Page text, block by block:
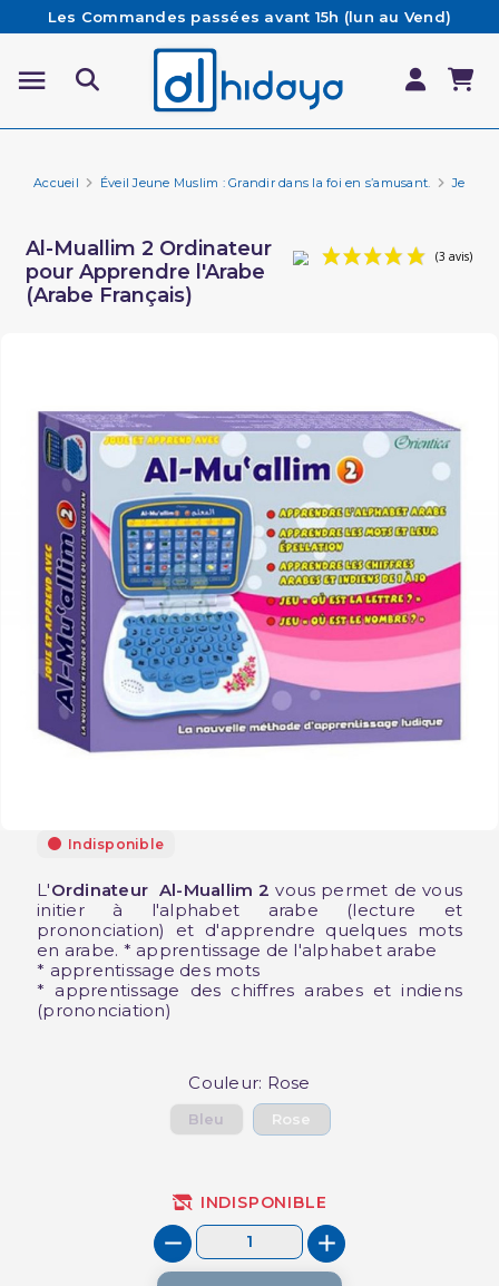
Les Commandes passées avant 15h (lun au Vend)
sont préparées et expédiées le jour même
Besoin d'aide ? Retrouvez notre FAQ
Livraison offerte à partir de 65€ d'achat*
Accueil Éveil Jeune Muslim : Grandir dans la foi en s’amusant. Jeux
Al-Muallim 2 Ordinateur
pour Apprendre l'Arabe
(Arabe Français)
Indisponible
L'Ordinateur Al-Muallim 2 vous permet de vous
initier à l'alphabet arabe (lecture et
prononciation) et d'apprendre quelques mots
en arabe. * apprentissage de l'alphabet arabe
* apprentissage des mots
* apprentissage des chiffres arabes et indiens
(prononciation)
Couleur: Rose
Bleu Rose
INDISPONIBLE